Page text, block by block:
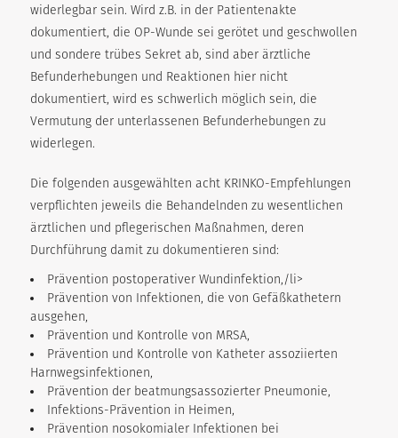
widerlegbar sein. Wird z.B. in der Patientenakte
dokumentiert, die OP-Wunde sei gerötet und geschwollen
und sondere trübes Sekret ab, sind aber ärztliche
Befunderhebungen und Reaktionen hier nicht
dokumentiert, wird es schwerlich möglich sein, die
Vermutung der unterlassenen Befunderhebungen zu
widerlegen.
Die folgenden ausgewählten acht KRINKO-Empfehlungen
verpflichten jeweils die Behandelnden zu wesentlichen
ärztlichen und pflegerischen Maßnahmen, deren
Durchführung damit zu dokumentieren sind:
Prävention postoperativer Wundinfektion,/li>
Prävention von Infektionen, die von Gefäßkathetern
ausgehen,
Prävention und Kontrolle von MRSA,
Prävention und Kontrolle von Katheter assoziierten
Harnwegsinfektionen,
Prävention der beatmungsassozierter Pneumonie,
Infektions-Prävention in Heimen,
Prävention nosokomialer Infektionen bei